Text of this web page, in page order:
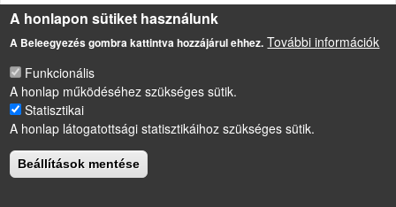
Sütikezelési szabályzat
Drupalalapú webhely
A honlapon sütiket használunk
A Beleegyezés gombra kattintva hozzájárul ehhez. További információk
Funkcionális
A honlap működéséhez szükséges sütik.
Statisztikai
A honlap látogatottsági statisztikáihoz szükséges sütik.
Beállítások mentése